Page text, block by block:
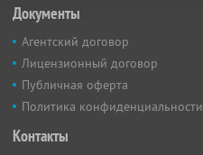
Документы
Агентский договор
Лицензионный договор
Публичная оферта
Политика конфиденциальности
Контакты